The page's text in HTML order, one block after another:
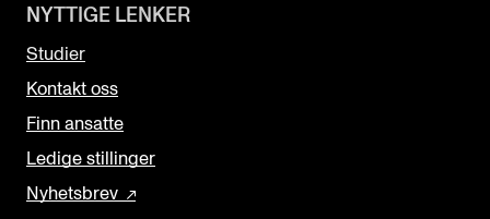
NYTTIGE LENKER
Studier
Kontakt oss
Finn ansatte
Ledige stillinger
Nyhetsbrev